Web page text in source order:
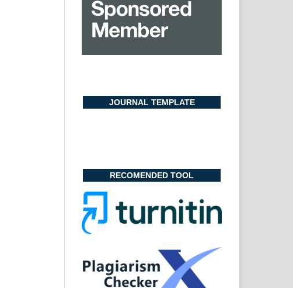
JOURNAL TEMPLATE
RECOMENDED TOOL